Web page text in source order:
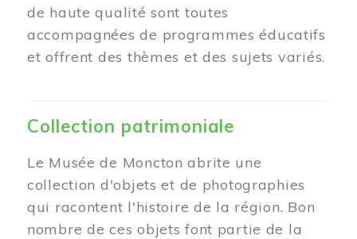
de haute qualité sont toutes
accompagnées de programmes éducatifs
et offrent des thèmes et des sujets variés.
Collection patrimoniale
Le Musée de Moncton abrite une
collection d'objets et de photographies
qui racontent l'histoire de la région. Bon
nombre de ces objets font partie de la